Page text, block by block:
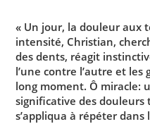
« Un jour, la douleur aux
intensité, Christian,
des dents, réagit
l’une contre l’autre et
long moment. Ô miracle:
significative des douleurs
s’appliqua à répéter